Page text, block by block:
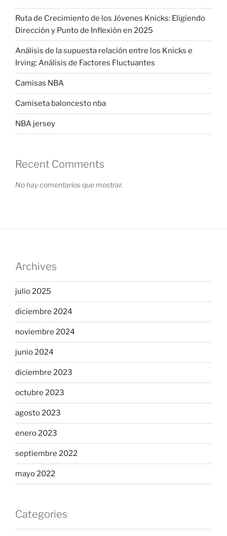
Ruta de Crecimiento de los Jóvenes Knicks: Eligiendo
Dirección y Punto de Inflexión en 2025
Análisis de la supuesta relación entre los Knicks e
Irving: Análisis de Factores Fluctuantes
Camisas NBA
Camiseta baloncesto nba
NBA jersey
Recent Comments
No hay comentarios que mostrar.
Archives
julio 2025
diciembre 2024
noviembre 2024
junio 2024
diciembre 2023
octubre 2023
agosto 2023
enero 2023
septiembre 2022
mayo 2022
Categories